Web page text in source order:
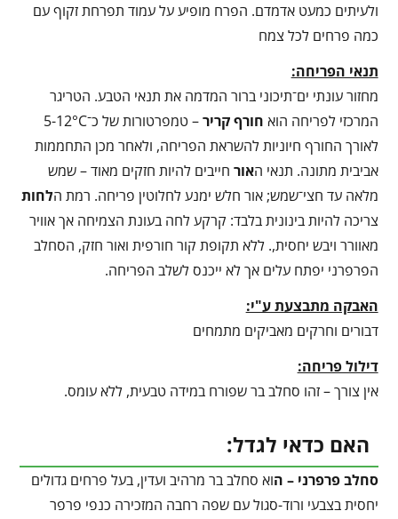
ולעיתים כמעט אדמדם. הפרח מופיע על עמוד תפרחת זקוף עם
כמה פרחים לכל צמח
תנאי הפריחה:
מחזור עונתי ים־תיכוני ברור המדמה את תנאי הטבע. הטריגר
המרכזי לפריחה הוא חורף קריר
– טמפרטורות של כ־5-12°C
לאורך החורף חיוניות להשראת הפריחה, ולאחר מכן התחממות
אביבית מתונה. תנאי האור חייבים להיות חזקים מאוד – שמש
מלאה עד חצי־שמש; אור חלש ימנע לחלוטין פריחה. רמת הלחות
צריכה להיות בינונית בלבד: קרקע לחה בעונת הצמיחה אך אוויר
מאוורר ויבש יחסית,. ללא תקופת קור חורפית ואור חזק, הסחלב
הפרפרני יפתח עלים אך לא ייכנס לשלב הפריחה.
האבקה מתבצעת ע"י:
דבורים וחרקים מאביקים מתמחים
דילול פריחה:
אין צורך – זהו סחלב בר שפורח במידה טבעית, ללא עומס.
האם כדאי לגדל:
סחלב פרפרני – הוא סחלב בר מרהיב ועדין, בעל פרחים גדולים
יחסית בצבעי ורוד-סגול עם שפה רחבה המזכירה כנפי פרפר